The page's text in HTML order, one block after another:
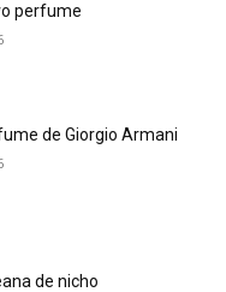
perfume
de Giorgio Armani
de nicho